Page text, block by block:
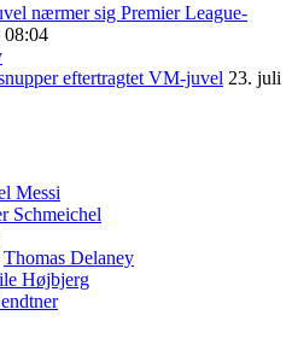
nærmer sig Premier League-
08:04
eftertragtet VM-juvel 23. juli
Messi
Schmeichel
Thomas Delaney
Højbjerg